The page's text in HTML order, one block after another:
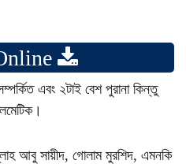
এবং ২টাই বেশ পুরানা কিন্তু
আবু সায়ীদ, গোলাম মুরশিদ, এমনকি